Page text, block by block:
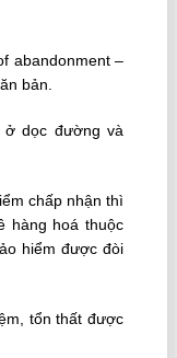
abandonment –
bản.
dọc đường và
chấp nhận thì
hàng hoá thuộc
hiểm được đòi
tổn thất được